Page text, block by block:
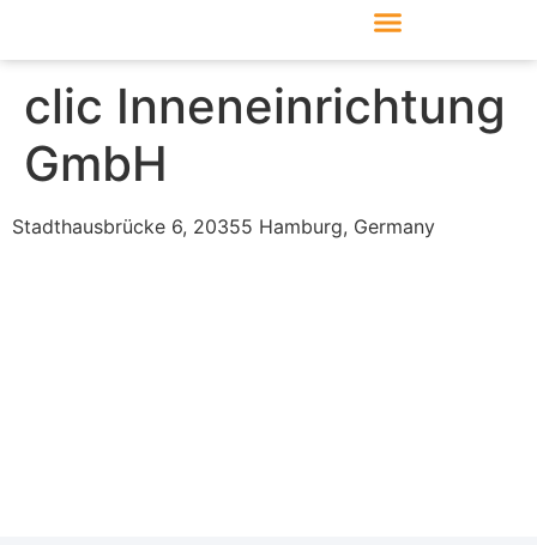
clic Inneneinrichtung
GmbH
Stadthausbrücke 6, 20355 Hamburg, Germany